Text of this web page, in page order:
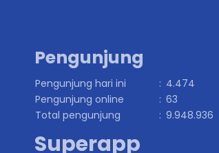
Pengunjung
Pengunjung hari ini : 4.474
Pengunjung online
: 63
Total pengunjung
: 9.948.936
Superapp